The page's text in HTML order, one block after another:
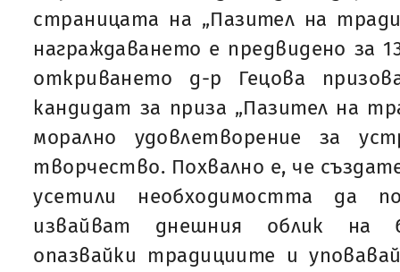
страницата на „Пазител на
награждаването е предвидено за
откриването д-р Гецова
кандидат за приза „Пазител на
морално удовлетворение за
творчество. Похвално е, че
усетили необходимостта да
извайват днешния облик на
опазвайки традициите и